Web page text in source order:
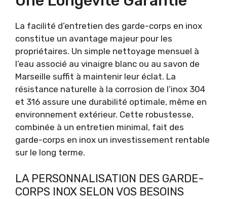
La facilité d’entretien des garde-corps en inox
constitue un avantage majeur pour les
propriétaires. Un simple nettoyage mensuel à
l’eau associé au vinaigre blanc ou au savon de
Marseille suffit à maintenir leur éclat. La
résistance naturelle à la corrosion de l’inox 304
et 316 assure une durabilité optimale, même en
environnement extérieur. Cette robustesse,
combinée à un entretien minimal, fait des
garde-corps en inox un investissement rentable
sur le long terme.
LA PERSONNALISATION DES GARDE-
CORPS INOX SELON VOS BESOINS